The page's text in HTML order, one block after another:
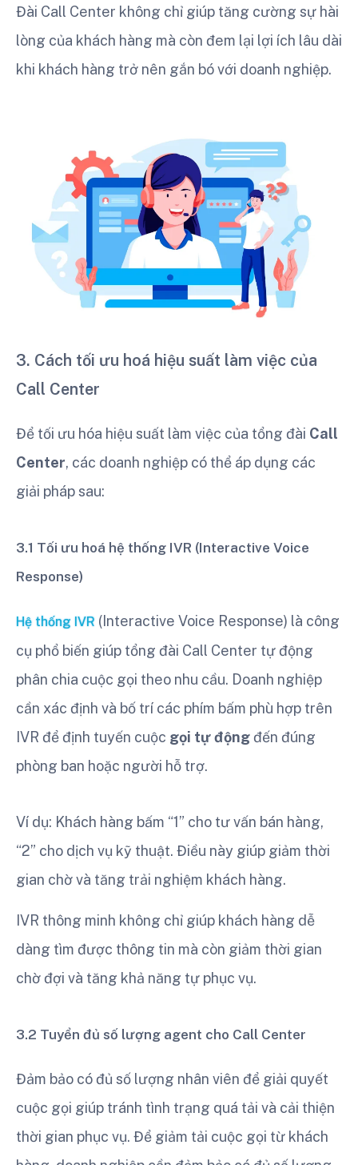
Đài Call Center không chỉ giúp tăng cường sự hài
lòng của khách hàng mà còn đem lại lợi ích lâu dài
khi khách hàng trở nên gắn bó với doanh nghiệp.
3. Cách tối ưu hoá hiệu suất làm việc của
Call Center
Để tối ưu hóa hiệu suất làm việc của tổng đài Call
Center, các doanh nghiệp có thể áp dụng các
giải pháp sau:
3.1 Tối ưu hoá hệ thống IVR (Interactive Voice
Response)
Hệ thống IVR (Interactive Voice Response) là công
cụ phổ biến giúp tổng đài Call Center tự động
phân chia cuộc gọi theo nhu cầu. Doanh nghiệp
cần xác định và bố trí các phím bấm phù hợp trên
IVR để định tuyến cuộc gọi tự độngđến đúng
phòng ban hoặc người hỗ trợ.
Ví dụ: Khách hàng bấm “1” cho tư vấn bán hàng,
“2” cho dịch vụ kỹ thuật. Điều này giúp giảm thời
gian chờ và tăng trải nghiệm khách hàng.
IVR thông minh không chỉ giúp khách hàng dễ
dàng tìm được thông tin mà còn giảm thời gian
chờ đợi và tăng khả năng tự phục vụ.
3.2 Tuyển đủ số lượng agent cho Call Center
Đảm bảo có đủ số lượng nhân viên để giải quyết
cuộc gọi giúp tránh tình trạng quá tải và cải thiện
thời gian phục vụ. Để giảm tải cuộc gọi từ khách